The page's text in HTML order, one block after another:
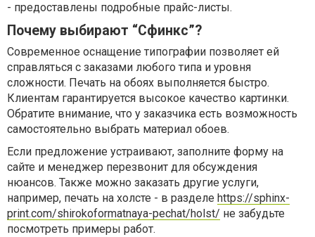
- предоставлены подробные прайс-листы.
Почему выбирают “Сфинкс”?
Современное оснащение типографии позволяет ей
справляться с заказами любого типа и уровня
сложности. Печать на обоях выполняется быстро.
Клиентам гарантируется высокое качество картинки.
Обратите внимание, что у заказчика есть возможность
самостоятельно выбрать материал обоев.
Если предложение устраивают, заполните форму на
сайте и менеджер перезвонит для обсуждения
нюансов. Также можно заказать другие услуги,
например, печать на холсте - в разделе https://sphinx-
print.com/shirokoformatnaya-pechat/holst/ не забудьте
посмотреть примеры работ.